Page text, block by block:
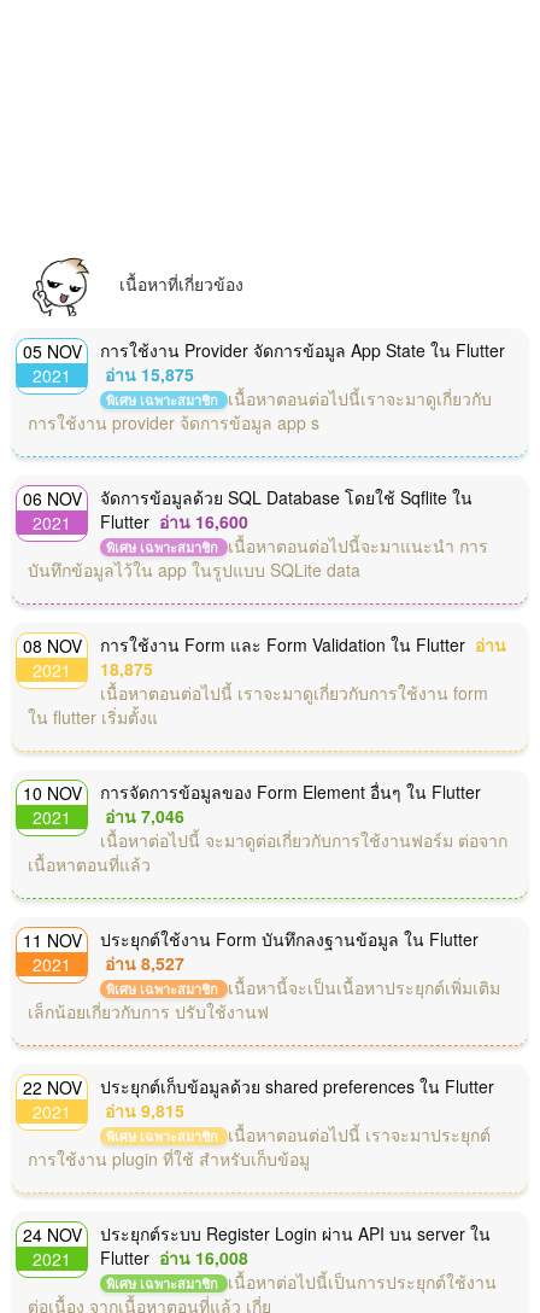
เนื้อหาที่เกี่ยวข้อง
05 NOV
2021
การใช้งาน Provider จัดการข้อมูล App State ใน Flutter
อ่าน 15,875
พิเศษ เฉพาะสมาชิก เนื้อหาตอนต่อไปนี้เราจะมาดูเกี่ยวกับ
การใช้งาน provider จ้ดการข้อมูล app s
06 NOV
2021
จัดการข้อมูลด้วย SQL Database โดยใช้ Sqflite ใน
Flutter อ่าน 16,600
พิเศษ เฉพาะสมาชิก เนื้อหาตอนต่อไปนี้จะมาแนะนำ การ
บันทึกข้อมูลไว้ใน app ในรูปแบบ SQLite data
08 NOV
2021
การใช้งาน Form และ Form Validation ใน Flutter อ่าน
18,875
เนื้อหาตอนต่อไปนี้ เราจะมาดูเกี่ยวกับการใช้งาน form
ใน flutter เริ่มตั้งแ
10 NOV
2021
การจัดการข้อมูลของ Form Element อื่นๆ ใน Flutter
อ่าน 7,046
เนื้อหาต่อไปนี้ จะมาดูต่อเกี่ยวกับการใช้งานฟอร์ม ต่อจาก
เนื้อหาตอนที่แล้ว
11 NOV
2021
ประยุกต์ใช้งาน Form บันทึกลงฐานข้อมูล ใน Flutter
อ่าน 8,527
พิเศษ เฉพาะสมาชิก เนื้อหานี้จะเป็นเนื้อหาประยุกต์เพิ่มเติม
เล็กน้อยเกี่ยวกับการ ปรับใช้งานฟ
22 NOV
2021
ประยุกต์เก็บข้อมูลด้วย shared preferences ใน Flutter
อ่าน 9,815
พิเศษ เฉพาะสมาชิก เนื้อหาตอนต่อไปนี้ เราจะมาประยุกต์
การใช้งาน plugin ที่ใช้ สำหรับเก็บข้อมู
24 NOV
2021
ประยุกต์ระบบ Register Login ผ่าน API บน server ใน
Flutter อ่าน 16,008
พิเศษ เฉพาะสมาชิก เนื้อหาต่อไปนี้เป็นการประยุกต์ใช้งาน
ต่อเนื้อง จากเนื้อหาตอนที่แล้ว เกี่ย